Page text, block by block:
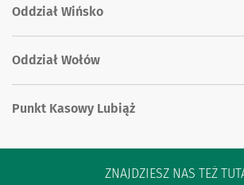
Oddział Wińsko
Oddział Wołów
Punkt Kasowy Lubiąż
ZNAJDZIESZ NAS TEŻ